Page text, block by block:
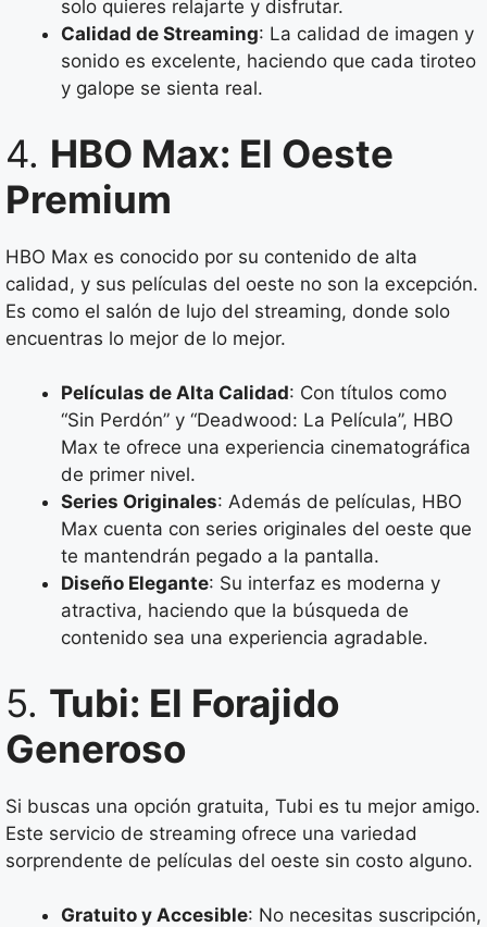
solo quieres relajarte y disfrutar.
Calidad de Streaming: La calidad de imagen y
sonido es excelente, haciendo que cada tiroteo
y galope se sienta real.
4. HBO Max: El Oeste
Premium
HBO Max es conocido por su contenido de alta
calidad, y sus películas del oeste no son la excepción.
Es como el salón de lujo del streaming, donde solo
encuentras lo mejor de lo mejor.
Películas de Alta Calidad: Con títulos como
“Sin Perdón” y “Deadwood: La Película”, HBO
Max te ofrece una experiencia cinematográfica
de primer nivel.
Series Originales: Además de películas, HBO
Max cuenta con series originales del oeste que
te mantendrán pegado a la pantalla.
Diseño Elegante: Su interfaz es moderna y
atractiva, haciendo que la búsqueda de
contenido sea una experiencia agradable.
5. Tubi: El Forajido
Generoso
Si buscas una opción gratuita, Tubi es tu mejor amigo.
Este servicio de streaming ofrece una variedad
sorprendente de películas del oeste sin costo alguno.
Gratuito y Accesible: No necesitas suscripción,